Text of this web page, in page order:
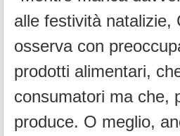
alle festività natalizie,
osserva con
prodotti alimentari,
consumatori ma che,
produce. O meglio,